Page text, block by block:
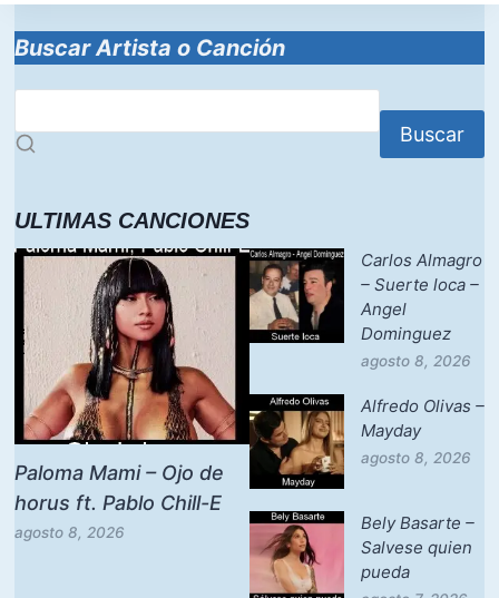
Buscar Artista o Canción
Buscar
ULTIMAS CANCIONES
Paloma Mami – Ojo de
horus ft. Pablo Chill-E
agosto 8, 2026
Carlos Almagro
– Suerte loca –
Angel
Dominguez
agosto 8, 2026
Alfredo Olivas –
Mayday
agosto 8, 2026
Bely Basarte –
Salvese quien
pueda